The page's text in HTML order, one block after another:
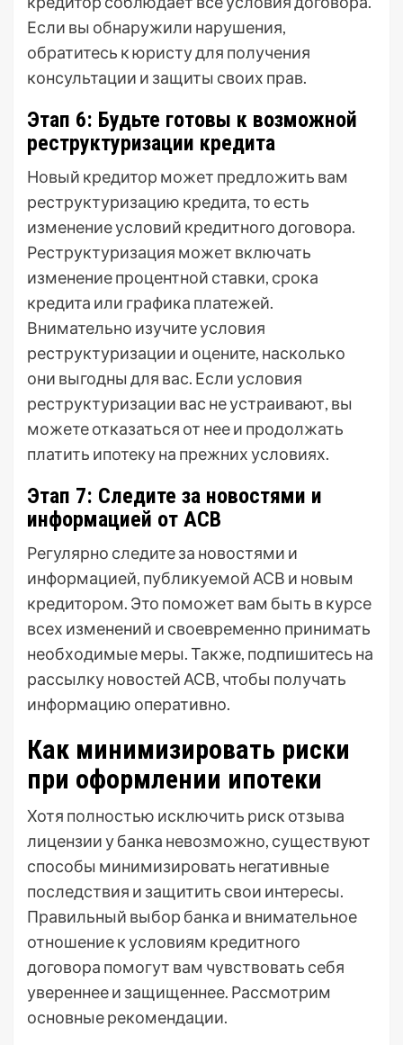
Если вы обнаружили нарушения,
обратитесь к юристу для получения
консультации и защиты своих прав.
Этап 6: Будьте готовы к возможной
реструктуризации кредита
Новый кредитор может предложить вам
реструктуризацию кредита, то есть
изменение условий кредитного договора.
Реструктуризация может включать
изменение процентной ставки, срока
кредита или графика платежей.
Внимательно изучите условия
реструктуризации и оцените, насколько
они выгодны для вас. Если условия
реструктуризации вас не устраивают, вы
можете отказаться от нее и продолжать
платить ипотеку на прежних условиях.
Этап 7: Следите за новостями и
информацией от АСВ
Регулярно следите за новостями и
информацией, публикуемой АСВ и новым
кредитором. Это поможет вам быть в курсе
всех изменений и своевременно принимать
необходимые меры. Также, подпишитесь на
рассылку новостей АСВ, чтобы получать
информацию оперативно.
Как минимизировать риски
при оформлении ипотеки
Хотя полностью исключить риск отзыва
лицензии у банка невозможно, существуют
способы минимизировать негативные
последствия и защитить свои интересы.
Правильный выбор банка и внимательное
отношение к условиям кредитного
договора помогут вам чувствовать себя
увереннее и защищеннее. Рассмотрим
основные рекомендации.